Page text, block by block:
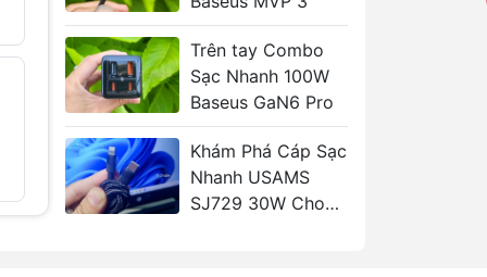
Trên tay Combo
Sạc Nhanh 100W
Baseus GaN6 Pro
Khám Phá Cáp Sạc
Nhanh USAMS
SJ729 30W Cho
329.000₫ 570.000₫
Quạt Mini Cầm Tay
Sò Lạnh USAMS
ZB361 14000RPM
100 tốc độ
249.000₫ 420.000₫
- 40%